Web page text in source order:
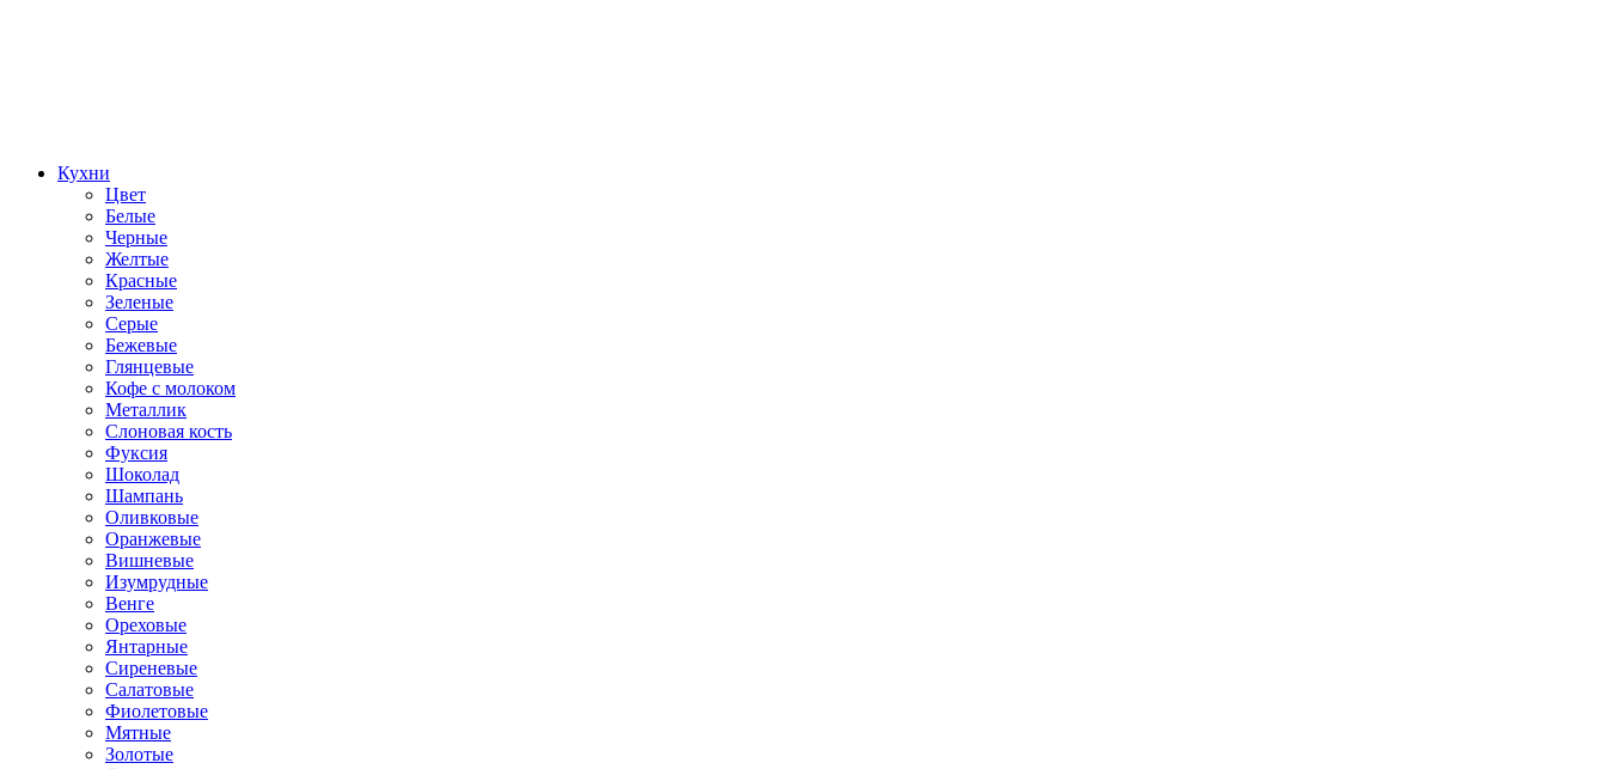
Кухни
Цвет
Белые
Черные
Желтые
Красные
Зеленые
Серые
Бежевые
Глянцевые
Кофе с молоком
Металлик
Слоновая кость
Фуксия
Шоколад
Шампань
Оливковые
Оранжевые
Вишневые
Изумрудные
Венге
Ореховые
Янтарные
Сиреневые
Салатовые
Фиолетовые
Мятные
Золотые